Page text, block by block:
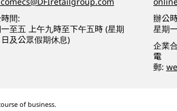
間:
至五 上午九時至下午五時 (星期
及公眾假期休息)
辦公
星期
企業
電
郵:
of business.